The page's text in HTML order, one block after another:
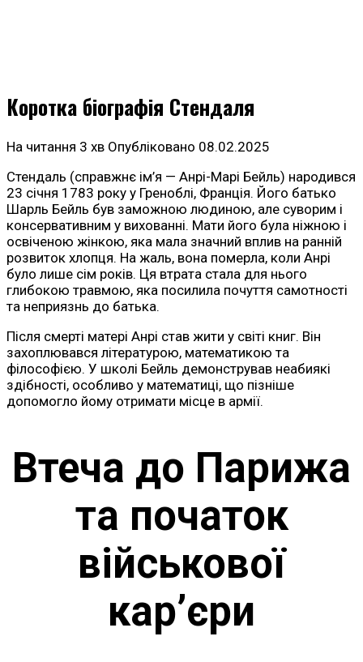
Коротка біографія Стендаля
На читання 3 хв Опубліковано 08.02.2025
Стендаль (справжнє ім’я — Анрі-Марі Бейль) народився
23 січня 1783 року у Греноблі, Франція. Його батько
Шарль Бейль був заможною людиною, але суворим і
консервативним у вихованні. Мати його була ніжною і
освіченою жінкою, яка мала значний вплив на ранній
розвиток хлопця. На жаль, вона померла, коли Анрі
було лише сім років. Ця втрата стала для нього
глибокою травмою, яка посилила почуття самотності
та неприязнь до батька.
Після смерті матері Анрі став жити у світі книг. Він
захоплювався літературою, математикою та
філософією. У школі Бейль демонстрував неабиякі
здібності, особливо у математиці, що пізніше
допомогло йому отримати місце в армії.
Втеча до Парижа
та початок
військової
кар’єри